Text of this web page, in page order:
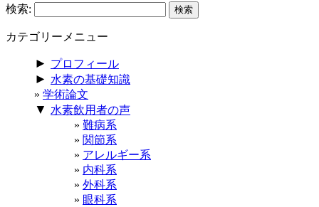
検索:
カテゴリーメニュー
► プロフィール
► 水素の基礎知識
学術論文
▼ 水素飲用者の声
難病系
関節系
アレルギー系
内科系
外科系
眼科系